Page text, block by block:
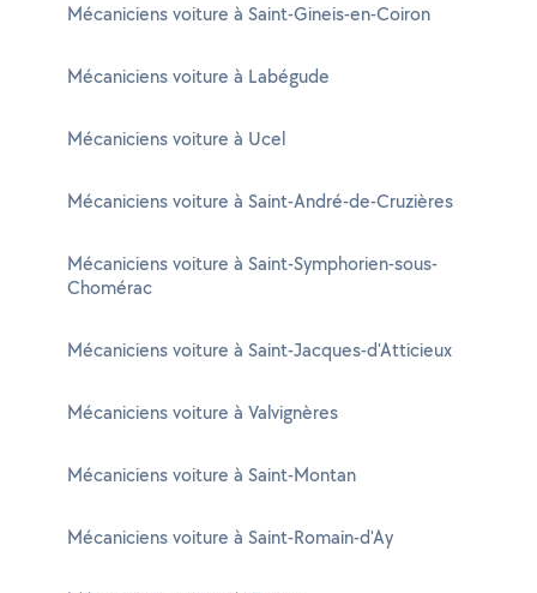
Mécaniciens voiture à Saint-Gineis-en-Coiron
Mécaniciens voiture à Labégude
Mécaniciens voiture à Ucel
Mécaniciens voiture à Saint-André-de-Cruzières
Mécaniciens voiture à Saint-Symphorien-sous-
Chomérac
Mécaniciens voiture à Saint-Jacques-d'Atticieux
Mécaniciens voiture à Valvignères
Mécaniciens voiture à Saint-Montan
Mécaniciens voiture à Saint-Romain-d'Ay